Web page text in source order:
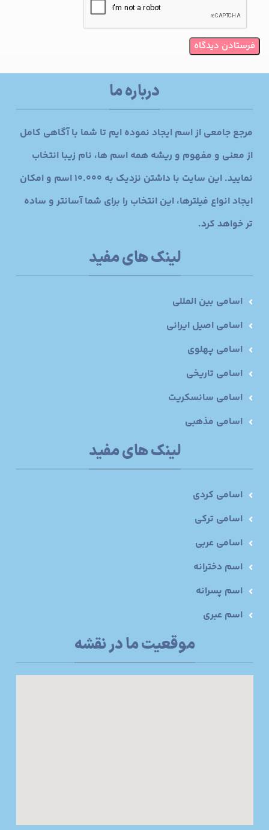
درباره ما
مرجع جامعی از اسم ایجاد نموده ایم تا شما با آگاهی کامل
از معنی و مفهوم و ریشه همه اسم ها، نام زیبا انتخاب
نمایید. این سایت با داشتن نزدیک به 10.000 اسم و امکان
ایجاد انواع فیلترها، این انتخاب را برای شما آسانتر و ساده
تر خواهد کرد.
لینک های مفید
اسامی بین المللی
اسامی اصیل ایرانی
اسامی پهلوی
اسامی تاریخی
اسامی سانسکریت
اسامی مذهبی
لینک های مفید
اسامی کردی
اسامی ترکی
اسامی عربی
اسم دخترانه
اسم پسرانه
اسم عبری
موقعیت ما در نقشه